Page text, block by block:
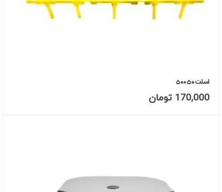
اسلت ۵۰×۵۰
170,000 تومان